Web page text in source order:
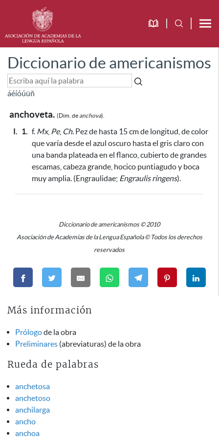
Diccionario de americanismos
áéíóúüñ
anchoveta. (Dim. de anchova).
I. 1. f. Mx, Pe, Ch. Pez de hasta 15 cm de longitud, de color
que varía desde el azul oscuro hasta el gris claro con
una banda plateada en el flanco, cubierto de grandes
escamas, cabeza grande, hocico puntiagudo y boca
muy amplia. (Engraulidae; Engraulis ringens).
Diccionario de americanismos © 2010
Asociación de Academias de la Lengua Española © Todos los derechos
reservados
Más información
Prólogode la obra
Preliminares (abreviaturas) de la obra
Rueda de palabras
anchetosa
anchetoso
anchilarga
ancho
anchoa